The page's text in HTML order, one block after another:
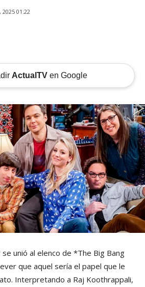
2025 01:22
ActualTVen Google
se unió al elenco de *The Big Bang
que aquel sería el papel que le
Interpretando a Raj Koothrappali,